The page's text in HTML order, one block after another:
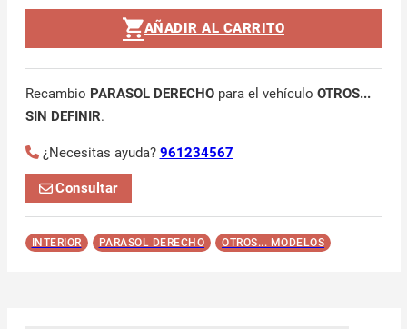
AÑADIR AL CARRITO
Recambio PARASOL DERECHOpara el vehículo OTROS...
SIN DEFINIR.
¿Necesitas ayuda? 961234567
Consultar
INTERIOR PARASOL DERECHO OTROS... MODELOS